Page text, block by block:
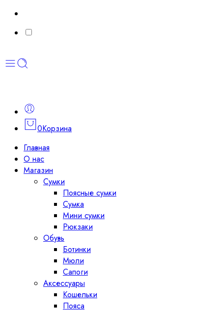
0Корзина
Главная
О нас
Магазин
Сумки
Поясные сумки
Сумка
Мини сумки
Рюкзаки
Обувь
Ботинки
Мюли
Сапоги
Аксессуары
Кошельки
Пояса